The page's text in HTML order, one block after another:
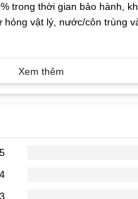
trong thời gian bảo hành,
vật lý, nước/côn trùng
dễ hỏng, nên người dùng
pin sẽ giảm dần. Để có
sạc ra dùng máy, cho
15%, hãy cắm sạc pin. Vì
của bạn có 500 lần dùng
pin, thực hiện nhiều lần
Xem thêm
5
4
3